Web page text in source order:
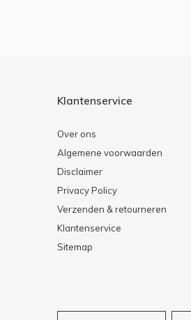
Klantenservice
Over ons
Algemene voorwaarden
Disclaimer
Privacy Policy
Verzenden & retourneren
Klantenservice
Sitemap